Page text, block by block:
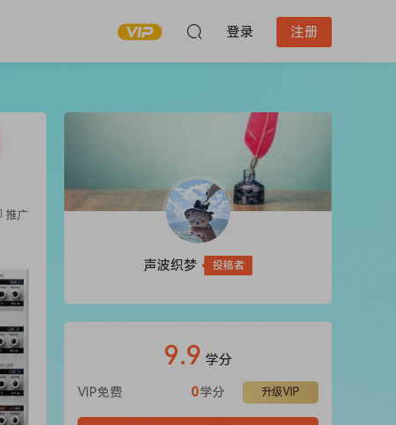
登录 注册
推广
声波织梦 投稿者
9.9 学分
VIP免费 升级VIP
0学分